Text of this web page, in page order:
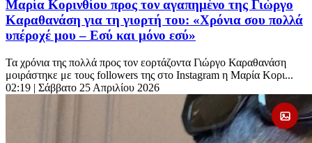
Μαρία Κορινθίου προς τον αγαπημένο της Γιώργο
Καραθανάση για τη γιορτή του: «Χρόνια σου πολλά
υπέροχέ μου – Εσύ και μόνο εσύ»
Τα χρόνια της πολλά προς τον εορτάζοντα Γιώργο Καραθανάση
μοιράστηκε με τους followers της στο Instagram η Μαρία Κορι...
02:19 | Σάββατο 25 Απριλίου 2026